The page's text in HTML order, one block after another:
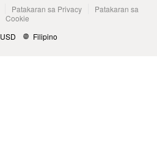
Patakaran sa Privacy
Patakaran sa
Cookie
USD
Filipino